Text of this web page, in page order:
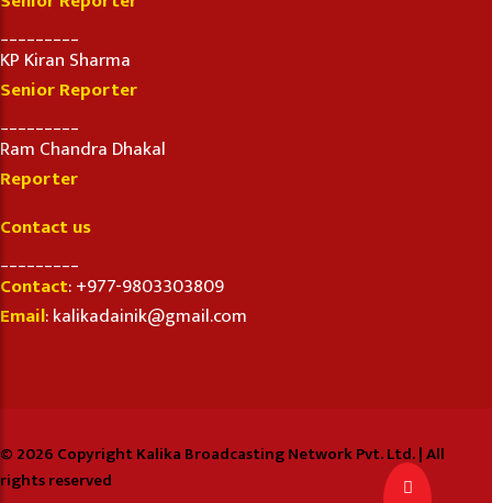
KP Kiran Sharma
Senior Reporter
Ram Chandra Dhakal
Reporter
Contact us
Contact: +977-9803303809
Email: kalikadainik@gmail.com
© 2026 Copyright Kalika Broadcasting Network Pvt. Ltd. | All
rights reserved